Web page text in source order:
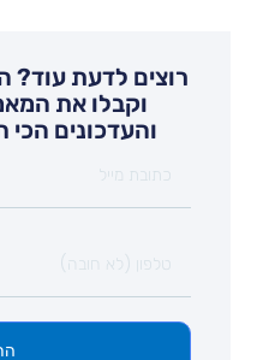
רוצים לדעת עוד?
וקבלו את
והעדכונים הכי